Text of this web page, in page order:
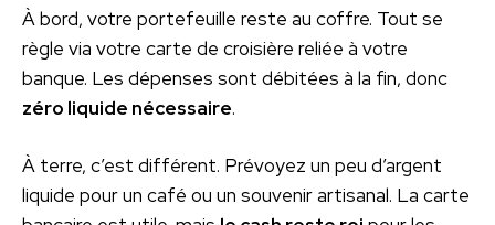
À bord, votre portefeuille reste au coffre. Tout se
règle via votre carte de croisière reliée à votre
banque. Les dépenses sont débitées à la fin, donc
zéro liquide nécessaire.
À terre, c’est différent. Prévoyez un peu d’argent
liquide pour un café ou un souvenir artisanal. La carte